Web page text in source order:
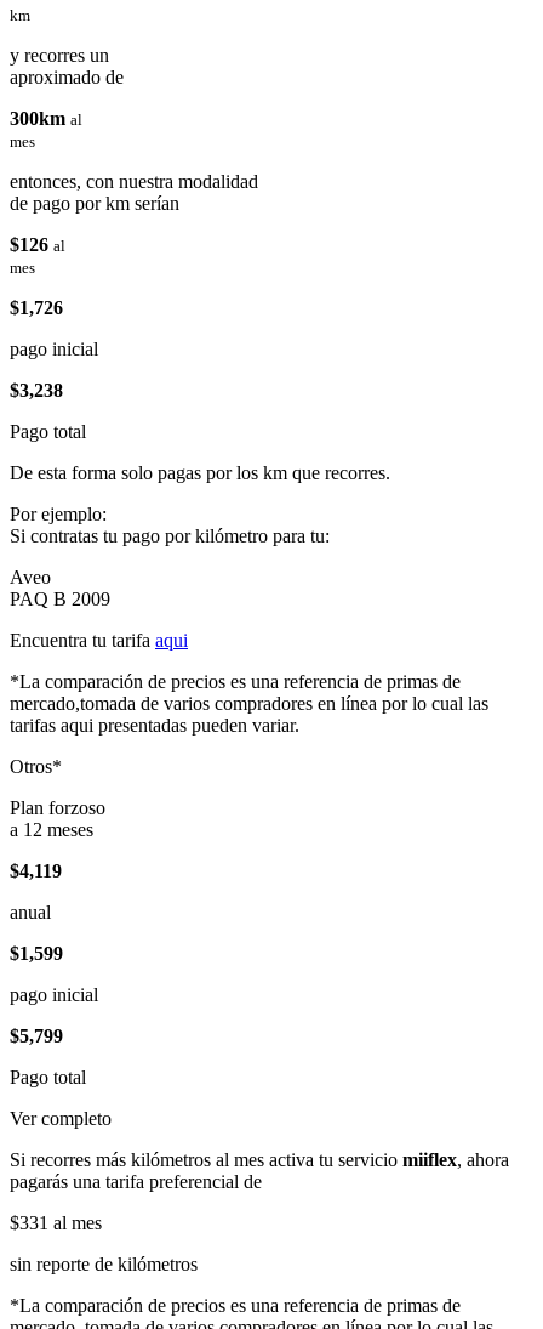
km
y recorres un
aproximado de
300km al
mes
entonces, con nuestra modalidad
de pago por km serían
$126 al
mes
$1,726
pago inicial
$3,238
Pago total
De esta forma solo pagas por los km que recorres.
Por ejemplo:
Si contratas tu pago por kilómetro para tu:
Aveo
PAQ B 2009
Encuentra tu tarifa aqui
*La comparación de precios es una referencia de primas de
mercado,tomada de varios compradores en línea por lo cual las
tarifas aqui presentadas pueden variar.
Otros*
Plan forzoso
a 12 meses
$4,119
anual
$1,599
pago inicial
$5,799
Pago total
Ver completo
Si recorres más kilómetros al mes activa tu servicio miiflex, ahora
pagarás una tarifa preferencial de
$331 al mes
sin reporte de kilómetros
*La comparación de precios es una referencia de primas de